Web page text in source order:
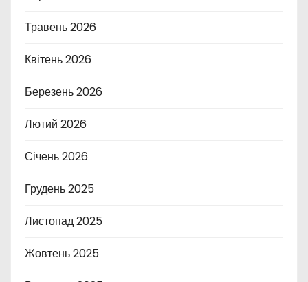
Травень 2026
Квітень 2026
Березень 2026
Лютий 2026
Січень 2026
Грудень 2025
Листопад 2025
Жовтень 2025